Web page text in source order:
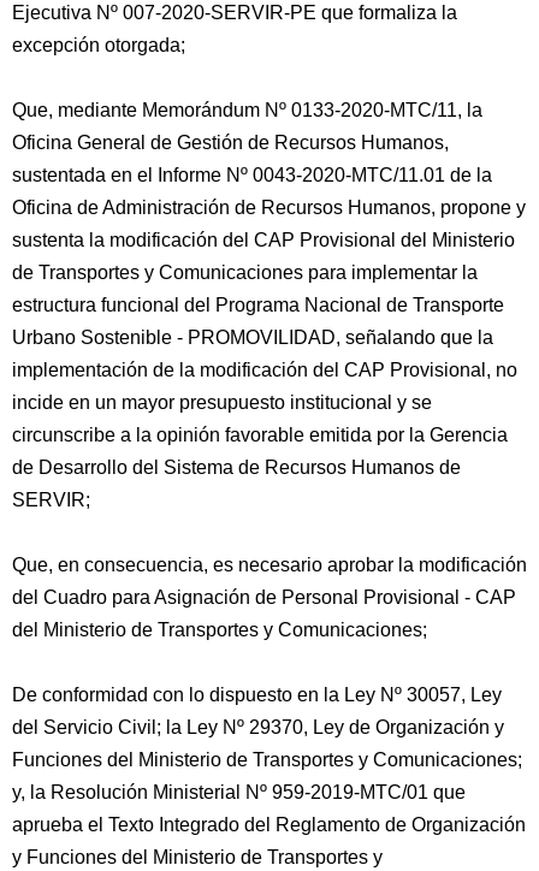
Ejecutiva Nº 007-2020-SERVIR-PE que formaliza la
excepción otorgada;
Que, mediante Memorándum Nº 0133-2020-MTC/11, la
Oficina General de Gestión de Recursos Humanos,
sustentada en el Informe Nº 0043-2020-MTC/11.01 de la
Oficina de Administración de Recursos Humanos, propone y
sustenta la modificación del CAP Provisional del Ministerio
de Transportes y Comunicaciones para implementar la
estructura funcional del Programa Nacional de Transporte
Urbano Sostenible - PROMOVILIDAD, señalando que la
implementación de la modificación del CAP Provisional, no
incide en un mayor presupuesto institucional y se
circunscribe a la opinión favorable emitida por la Gerencia
de Desarrollo del Sistema de Recursos Humanos de
SERVIR;
Que, en consecuencia, es necesario aprobar la modificación
del Cuadro para Asignación de Personal Provisional - CAP
del Ministerio de Transportes y Comunicaciones;
De conformidad con lo dispuesto en la Ley Nº 30057, Ley
del Servicio Civil; la Ley Nº 29370, Ley de Organización y
Funciones del Ministerio de Transportes y Comunicaciones;
y, la Resolución Ministerial Nº 959-2019-MTC/01 que
aprueba el Texto Integrado del Reglamento de Organización
y Funciones del Ministerio de Transportes y